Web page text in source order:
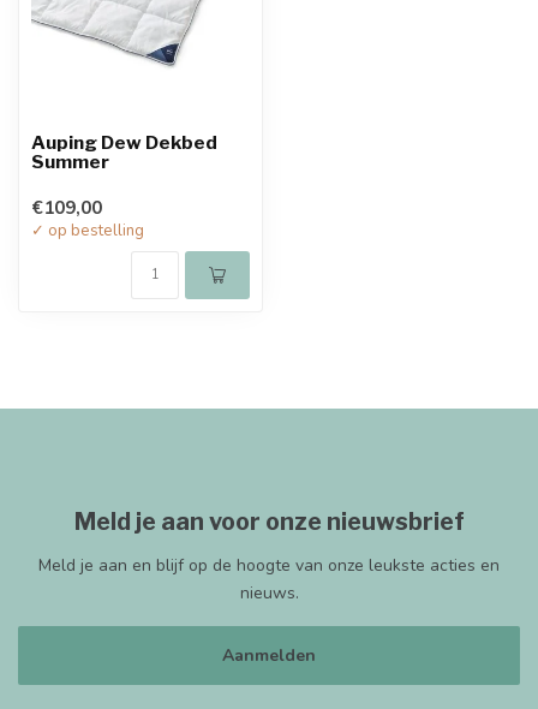
Auping Dew Dekbed
Summer
€109,00
✓ op bestelling
Meld je aan voor onze nieuwsbrief
Meld je aan en blijf op de hoogte van onze leukste acties en
nieuws.
Aanmelden